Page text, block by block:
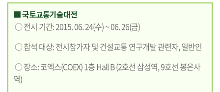
■ 국토교통기술대전
○ 전시 기간: 2015. 06. 24(수) ~ 06. 26(금)
○ 참석 대상: 전시참가자 및 건설교통 연구개발 관련자, 일반인
○ 장소: 코엑스(COEX) 1층 Hall B (2호선 삼성역, 9호선 봉은사
역)